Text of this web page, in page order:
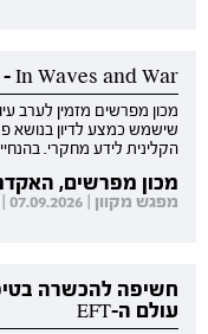
In Waves and War - פסיכדליה כערוץ ריפוי לטראומה
שישמש כמצע לדיון בנושא
הקלינית לידע מחקרי.
מכון מפרשים,
מפגש מקוון | 07.09.2026 | יום שני | 20:00-21:30
חשיפה להכשרה
עולם ה-EFT